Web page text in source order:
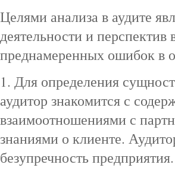
Целями анализа в аудите
деятельности и
преднамеренных ошибок в
1. Для определения
аудитор знакомится с
взаимоотношениями с
знаниями о клиенте.
безупречность предприятия.